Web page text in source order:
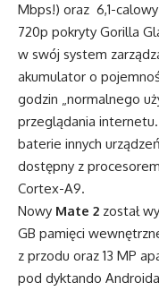
Mbps!) oraz 6,1-
720p pokryty Gorilla
w swój system
akumulator o
godzin „normalnego
przeglądania
baterie innych
dostępny z
Cortex-A9.
Nowy Mate 2 został
GB pamięci
z przodu oraz 13 MP
pod dyktando